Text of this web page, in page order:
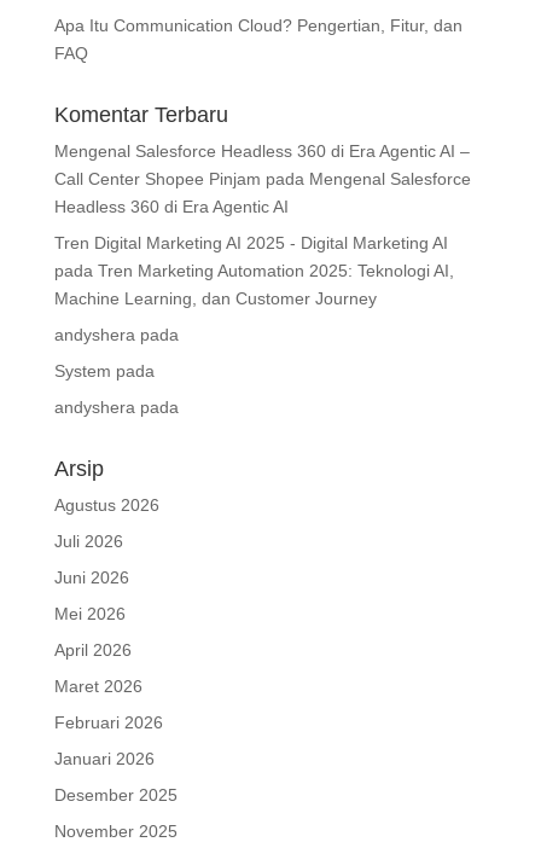
Apa Itu Communication Cloud? Pengertian, Fitur, dan
FAQ
Komentar Terbaru
Mengenal Salesforce Headless 360 di Era Agentic AI –
Call Center Shopee Pinjam pada Mengenal Salesforce
Headless 360 di Era Agentic AI
Tren Digital Marketing AI 2025 - Digital Marketing AI
pada Tren Marketing Automation 2025: Teknologi AI,
Machine Learning, dan Customer Journey
andyshera pada
System pada
andyshera pada
Arsip
Agustus 2026
Juli 2026
Juni 2026
Mei 2026
April 2026
Maret 2026
Februari 2026
Januari 2026
Desember 2025
November 2025